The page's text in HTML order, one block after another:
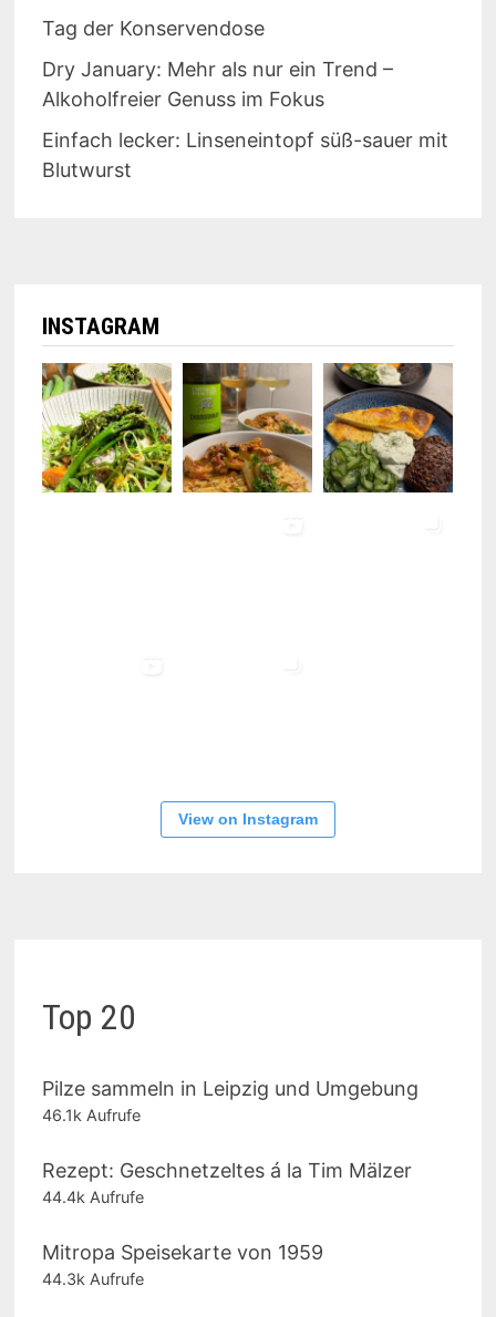
Tag der Konservendose
Dry January: Mehr als nur ein Trend –
Alkoholfreier Genuss im Fokus
Einfach lecker: Linseneintopf süß-sauer mit
Blutwurst
INSTAGRAM
View on Instagram
Top 20
Pilze sammeln in Leipzig und Umgebung
46.1k Aufrufe
Rezept: Geschnetzeltes á la Tim Mälzer
44.4k Aufrufe
Mitropa Speisekarte von 1959
44.3k Aufrufe